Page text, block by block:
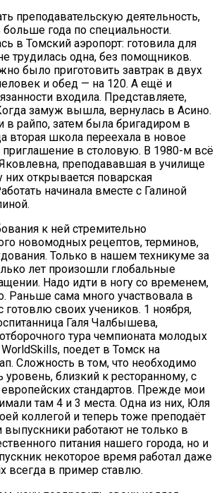
преподавательскую деятельность,
больше года по специальности.
в Томский аэропорт: готовила для
трудилась одна, без помощников.
было приготовить завтрак в двух
и обед — на 120. А ещё и
входила. Представляете,
замуж вышла, вернулась в Асино.
в райпо, затем была бригадиром в
вторая школа переехала в новое
приглашение в столовую. В 1980-м всё
преподававшая в училище
них открывается поварская
начинала вместе с Галиной
к ней стремительно
новомодных рецептов, терминов,
Только в нашем техникуме за
лет произошли глобальные
Надо идти в ногу со временем,
Раньше сама много участвовала в
готовлю своих учеников. 1 ноября,
Галя Чалбышева,
тура чемпионата молодых
поедет в Томск на
Сложность в том, что необходимо
уровень, близкий к ресторанному, с
стандартов. Прежде мои
там 4 и 3 места. Одна из них, Юля
коллегой и теперь тоже преподаёт
выпускники работают не только в
питания нашего города, но и
некоторое время работал даже
всегда в пример ставлю.